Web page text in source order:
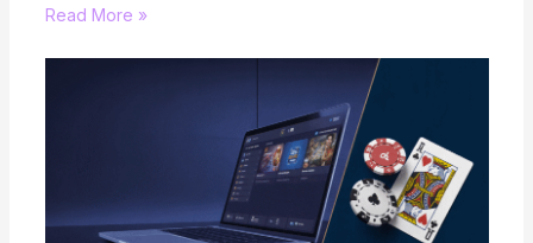
Read More »